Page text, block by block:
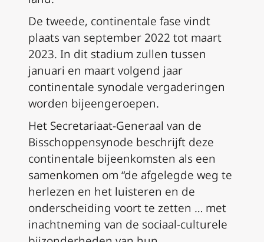
De tweede, continentale fase vindt
plaats van september 2022 tot maart
2023. In dit stadium zullen tussen
januari en maart volgend jaar
continentale synodale vergaderingen
worden bijeengeroepen.
Het Secretariaat-Generaal van de
Bisschoppensynode beschrijft deze
continentale bijeenkomsten als een
samenkomen om “de afgelegde weg te
herlezen en het luisteren en de
onderscheiding voort te zetten … met
inachtneming van de sociaal-culturele